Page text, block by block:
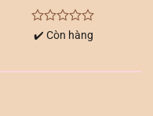
0
5
✔️ Còn hàng